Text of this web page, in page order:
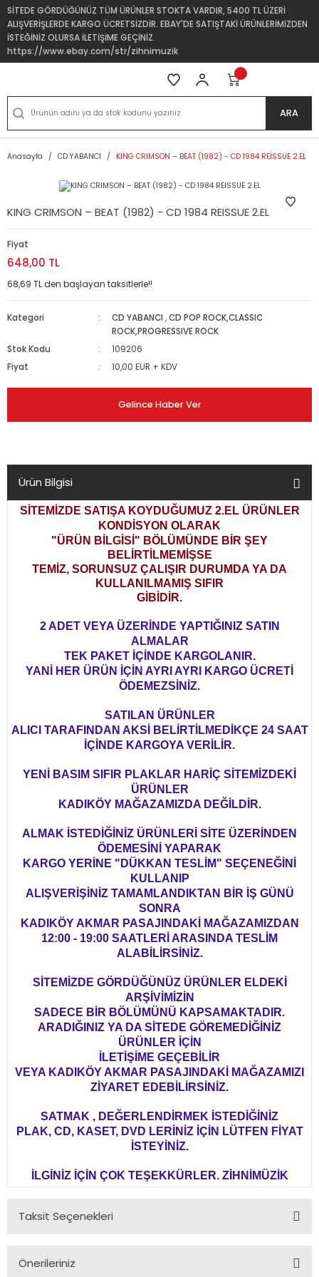
SİTEDE GÖRDÜĞÜNÜZ TÜM ÜRÜNLER STOKTA VARDIR, 5400 TL ÜZERİ
ALIŞVERİŞLERDE KARGO ÜCRETSİZDİR. EBAY'DE SATIŞTAKİ ÜRÜNLERİMİZDEN
İSTEĞİNİZ OLURSA İLETİŞİME GEÇİNİZ.
https://www.ebay.com/str/zihnimuzik
ARA
Anasayfa CD YABANCI KING CRIMSON – BEAT (1982) - CD 1984 REISSUE 2.EL
KING CRIMSON – BEAT (1982) - CD 1984 REISSUE 2.EL
Fiyat
648,00 TL
68,69 TL den başlayan taksitlerle!!
Kategori CD YABANCI ,CD POP ROCK,CLASSIC
ROCK,PROGRESSIVE ROCK
Stok Kodu
109206
Fiyat
10,00 EUR + KDV
Gelince Haber Ver
Ürün Bilgisi
SİTEMİZDE SATIŞA KOYDUĞUMUZ 2.EL ÜRÜNLER
KONDİSYON OLARAK
"ÜRÜN BİLGİSİ" BÖLÜMÜNDE BİR ŞEY
BELİRTİLMEMİŞSE
TEMİZ, SORUNSUZ ÇALIŞIR DURUMDA YA DA
KULLANILMAMIŞ SIFIR
GİBİDİR.
2 ADET VEYA ÜZERİNDE YAPTIĞINIZ SATIN
ALMALAR
TEK PAKET İÇİNDE KARGOLANIR.
YANİ HER ÜRÜN İÇİN AYRI AYRI KARGO ÜCRETİ
ÖDEMEZSİNİZ.
SATILAN ÜRÜNLER
ALICI TARAFINDAN AKSİ BELİRTİLMEDİKÇE 24 SAAT
İÇİNDE KARGOYA VERİLİR.
YENİ BASIM SIFIR PLAKLAR HARİÇ SİTEMİZDEKİ
ÜRÜNLER
KADIKÖY MAĞAZAMIZDA DEĞİLDİR.
ALMAK İSTEDİĞİNİZ ÜRÜNLERİ SİTE ÜZERİNDEN
ÖDEMESİNİ YAPARAK
KARGO YERİNE "DÜKKAN TESLİM" SEÇENEĞİNİ
KULLANIP
ALIŞVERİŞİNİZ TAMAMLANDIKTAN BİR İŞ GÜNÜ
SONRA
KADIKÖY AKMAR PASAJINDAKİ MAĞAZAMIZDAN
12:00 - 19:00 SAATLERİ ARASINDA TESLİM
ALABİLİRSİNİZ.
SİTEMİZDE GÖRDÜĞÜNÜZ ÜRÜNLER ELDEKİ
ARŞİVİMİZİN
SADECE BİR BÖLÜMÜNÜ KAPSAMAKTADIR.
ARADIĞINIZ YA DA SİTEDE GÖREMEDİĞİNİZ
ÜRÜNLER İÇİN
İLETİŞİME GEÇEBİLİR
VEYA KADIKÖY AKMAR PASAJINDAKİ MAĞAZAMIZI
ZİYARET EDEBİLİRSİNİZ.
SATMAK , DEĞERLENDİRMEK İSTEDİĞİNİZ
PLAK, CD, KASET, DVD LERİNİZ İÇİN LÜTFEN FİYAT
İSTEYİNİZ.
İLGİNİZ İÇİN ÇOK TEŞEKKÜRLER. ZİHNİMÜZİK
Taksit Seçenekleri
Önerileriniz